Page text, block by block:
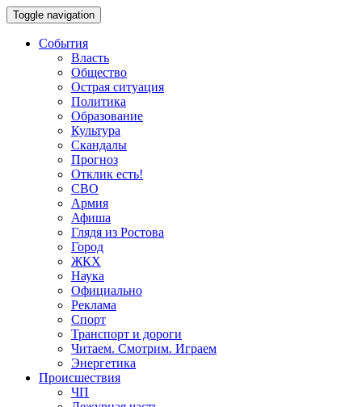
Toggle navigation
События
Власть
Общество
Острая ситуация
Политика
Образование
Культура
Скандалы
Прогноз
Отклик есть!
СВО
Армия
Афиша
Глядя из Ростова
Город
ЖКХ
Наука
Официально
Реклама
Спорт
Транспорт и дороги
Читаем. Смотрим. Играем
Энергетика
Происшествия
ЧП